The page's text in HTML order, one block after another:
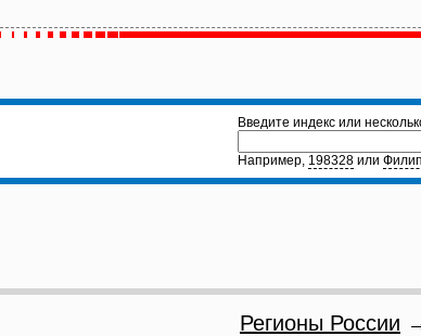
Введите индекс или
Например, 198328 или
Регионы России